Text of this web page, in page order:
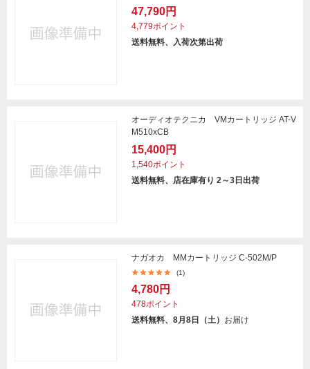
47,790円
4,779ポイント
送料無料、入荷次第出荷
オーディオテクニカ VMカートリッジ AT-V
M510xCB
15,400円
1,540ポイント
送料無料、店在庫有り 2～3日出荷
ナガオカ MMカートリッジ C-502M/P
(1)
4,780円
478ポイント
送料無料、8月8日（土） お届け